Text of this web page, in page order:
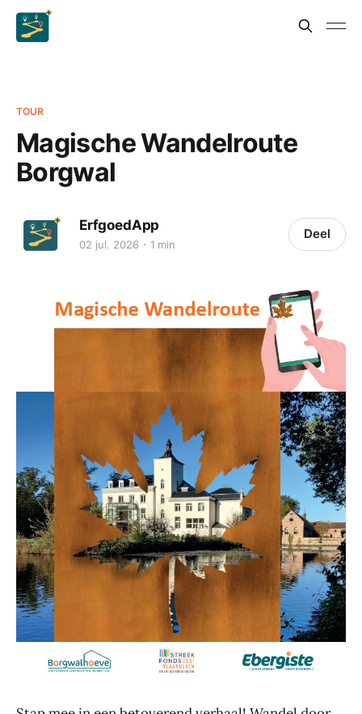
TOUR
Magische Wandelroute
Borgwal
ErfgoedApp
02 jul. 2026 1 min
Deel